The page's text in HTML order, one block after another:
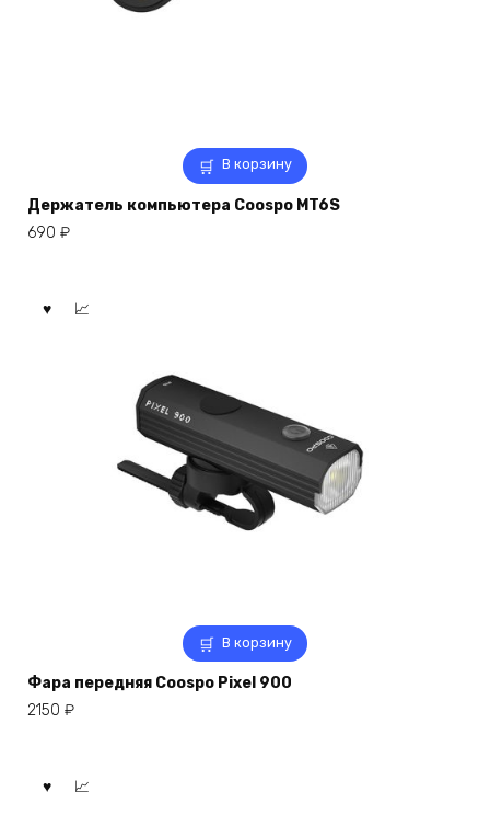
В корзину
Держатель компьютера Coospo MT6S
690 ₽
В корзину
Фара передняя Coospo Pixel 900
2150 ₽